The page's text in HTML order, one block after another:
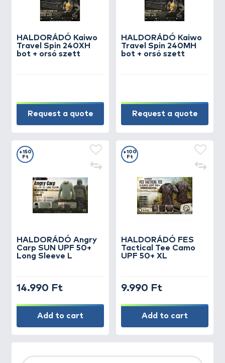
HALDORÁDÓ Kaiwo
Travel Spin 240XH
bot + orsó szett
Request a quote
HALDORÁDÓ Kaiwo
Travel Spin 240MH
bot + orsó szett
Request a quote
HALDORÁDÓ Angry
Carp SUN UPF 50+
Long Sleeve L
+150
Ft
14.990 Ft
Add to cart
HALDORÁDÓ FES
Tactical Tee Camo
UPF 50+ XL
+100
Ft
9.990 Ft
Add to cart